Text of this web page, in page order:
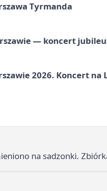
Tyrmanda
— koncert
2026. Koncert
na sadzonki.